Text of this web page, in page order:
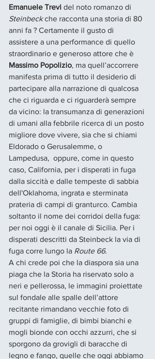
Emanuele Trevi del noto romanzo di
Steinbeck che racconta una storia di 80
anni fa ? Certamente il gusto di
assistere a una performance di quello
straordinario e generoso attore che è
Massimo Popolizio, ma quell’accorrere
manifesta prima di tutto il desiderio di
partecipare alla narrazione di qualcosa
che ci riguarda e ci riguarderà sempre
da vicino: la transumanza di generazioni
di umani alla febbrile ricerca di un posto
migliore dove vivere, sia che si chiami
Eldorado o Gerusalemme, o
Lampedusa,  oppure, come in questo
caso, California, per i disperati in fuga
dalla siccità e dalle tempeste di sabbia
dell'Oklahoma, ingrata e sterminata
prateria di campi di granturco. Cambia
soltanto il nome dei corridoi della fuga:
per noi oggi è il canale di Sicilia. Per i
disperati descritti da Steinbeck la via di
fuga corre lungo la Route 66.
A chi crede poi che la diaspora sia una
piaga che la Storia ha riservato solo a
neri e pellerossa, le immagini proiettate
sul fondale alle spalle dell’attore
recitante rimandano vecchie foto di
gruppi di famiglie, di bimbi bianchi e
mogli bionde con occhi azzurri, che si
sporgono da grovigli di baracche di
legno e fango, quelle che oggi abbiamo